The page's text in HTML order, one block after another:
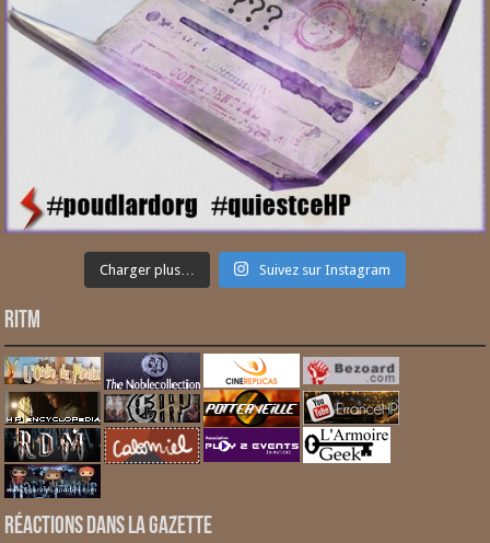
Charger plus… Suivez sur Instagram
RITM
Réactions dans la gazette